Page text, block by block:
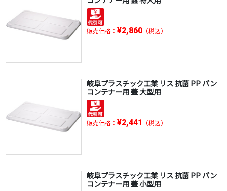
販売価格： ¥2,860（税込）
岐阜プラスチック工業 リス 抗菌 PP パン
コンテナー用 蓋 大型用
販売価格： ¥2,441 （税込）
岐阜プラスチック工業 リス 抗菌 PP パン
コンテナー用 蓋 小型用